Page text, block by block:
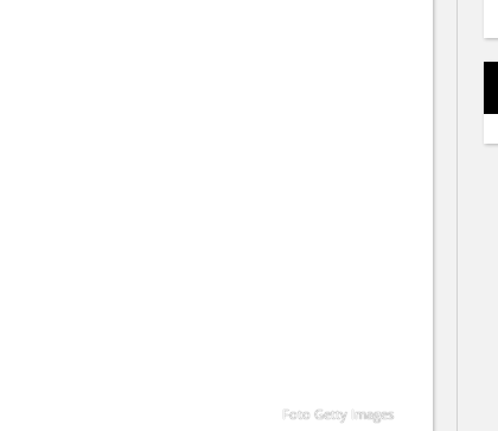
Foto Getty Images